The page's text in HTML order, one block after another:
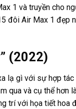
1 và truyền cho
đôi Air Max 1 đẹp
(2022)
lạ gì với sự hợp
qua và cụ thể hơn
trí với họa tiết hoa